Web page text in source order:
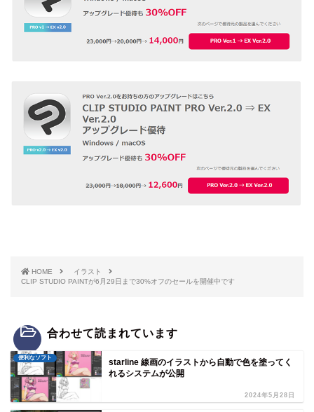
HOME
イラスト
CLIP STUDIO PAINTが6月29日まで30%オフのセールを開催中です
合わせて読まれています
便利なソフト
starline 線画のイラストから自動で色を塗ってく
れるシステムが公開
2024年5月28日